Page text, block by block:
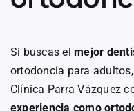
Si buscas elmejor
ortodoncia para
Clínica Parra Vázquez
experiencia como